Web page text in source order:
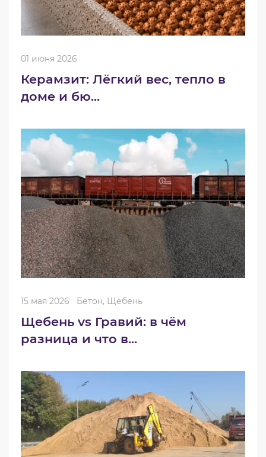
01 июня 2026
Керамзит: Лёгкий вес, тепло в
доме и бю...
15 мая 2026 Бетон, Щебень
Щебень vs Гравий: в чём
разница и что в...